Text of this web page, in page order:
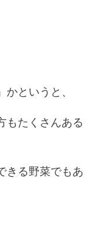
というと、
もたくさんある
きる野菜でもあ